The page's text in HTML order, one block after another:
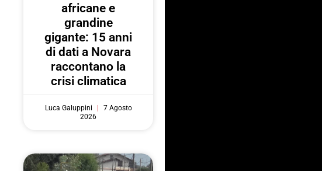
africane e
grandine
gigante: 15 anni
di dati a Novara
raccontano la
crisi climatica
Luca Galuppini
7 Agosto
2026